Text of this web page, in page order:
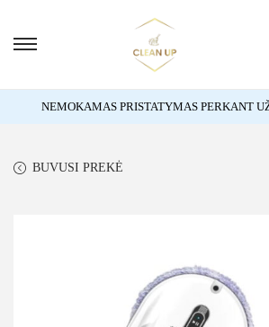
NEMOKAMAS PRISTATYMAS PERKANT
BUVUSI PREKĖ